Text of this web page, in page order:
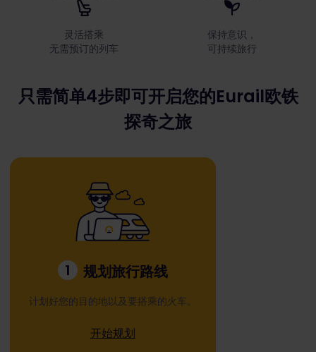
灵活搭乘
无需预订的列车
保持意识，
可持续旅行
只需简单4步即可开启您的Eurail欧铁
探奇之旅
1 规划旅行路线
计划好您的目的地以及要搭乘的火车。
开始规划